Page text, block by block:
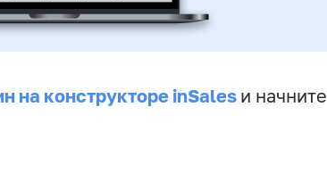
на конструкторе inSales и начните